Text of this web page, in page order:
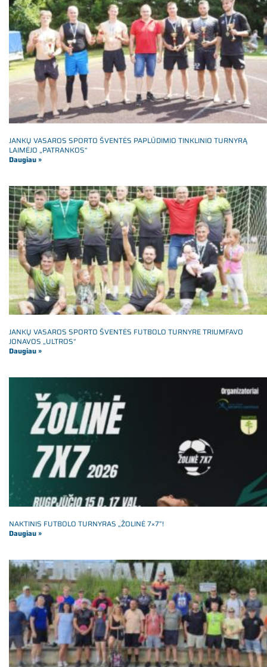
JANKŲ VASAROS SPORTO ŠVENTĖS PAPLŪDIMIO TINKLINIO TURNYRĄ
LAIMĖJO „PATRANKOS“
Daugiau »
JANKŲ VASAROS SPORTO ŠVENTĖS FUTBOLO TURNYRE TRIUMFAVO
JONAVOS „ULTROS“
Daugiau »
NAKTINIS FUTBOLO TURNYRAS „ŽOLINĖ 7×7”!
Daugiau »